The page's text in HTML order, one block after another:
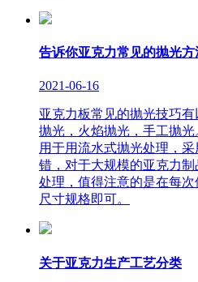
告诉你亚克力常见的抛光方
2021-06-16
亚克力板常见的抛光技巧
抛光，火焰抛光，手工抛
用于用流水式抛光处理，
错，对于大规模的亚克力
处理，值得注意的是在每
尺寸规格即可。
关于亚克力生产工艺分类